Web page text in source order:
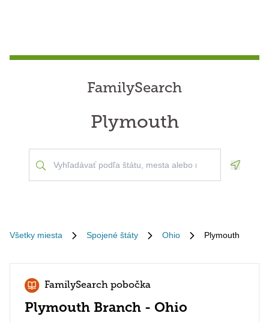
FamilySearch
Plymouth
Všetky miesta Spojené štáty Ohio Plymouth
FamilySearch pobočka
Plymouth Branch - Ohio